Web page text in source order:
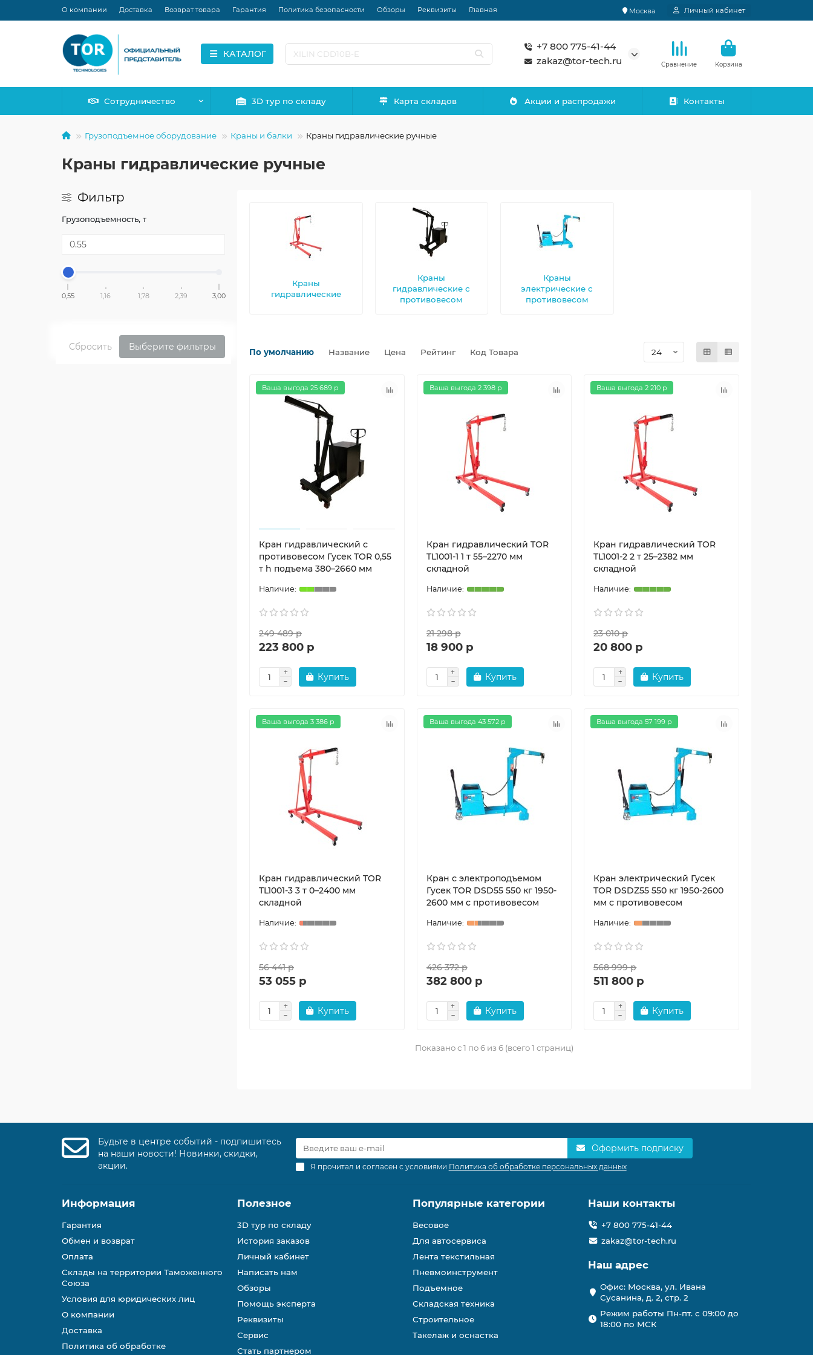
О компании Доставка Возврат товара Гарантия Политика безопасности Обзоры Реквизиты Главная Москва Личный кабинет
КАТАЛОГ
+7 800 775-41-44
zakaz@tor-tech.ru
Сравнение Корзина
Сотрудничество 3D тур по складу Карта складов Акции и распродажи Контакты
Грузоподъемное оборудование Краны и балки Краны гидравлические ручные
Краны гидравлические ручные
Фильтр
Грузоподъемность, т
0,55 1,16 1,78 2,39 3,00
Сбросить Выберите фильтры
Краны
гидравлические
Краны
гидравлические с
противовесом
Краны
электрические с
противовесом
По умолчанию Название Цена Рейтинг Код Товара
Ваша выгода 25 689 р
Кран гидравлический c
противовесом Гусек TOR 0,55
т h подъема 380–2660 мм
249 489 р
223 800 р
Купить
Ваша выгода 2 398 р
Кран гидравлический TOR
TL1001-1 1 т 55–2270 мм
складной
21 298 р
18 900 р
Купить
Ваша выгода 2 210 р
Кран гидравлический TOR
TL1001-2 2 т 25–2382 мм
складной
23 010 р
20 800 р
Купить
Ваша выгода 3 386 р
Кран гидравлический TOR
TL1001-3 3 т 0–2400 мм
складной
56 441 р
53 055 р
Купить
Ваша выгода 43 572 р
Кран с электроподъемом
Гусек TOR DSD55 550 кг 1950-
2600 мм c противовесом
426 372 р
382 800 р
Купить
Ваша выгода 57 199 р
Кран электрический Гусек
TOR DSDZ55 550 кг 1950-2600
мм c противовесом
568 999 р
511 800 р
Купить
Показано с 1 по 6 из 6 (всего 1 страниц)
Будьте в центре событий - подпишитесь
на наши новости! Новинки, скидки,
акции.
Оформить подписку
Я прочитал и согласен с условиями Политика об обработке персональных данных
Информация
Гарантия
Обмен и возврат
Оплата
Склады на территории Таможенного
Союза
Условия для юридических лиц
О компании
Доставка
Политика об обработке
Полезное
3D тур по складу
История заказов
Личный кабинет
Написать нам
Обзоры
Помощь эксперта
Реквизиты
Сервис
Стать партнером
Популярные категории
Весовое
Для автосервиса
Лента текстильная
Пневмоинструмент
Подъемное
Складская техника
Строительное
Такелаж и оснастка
Наши контакты
+7 800 775-41-44
zakaz@tor-tech.ru
Наш адрес
Офис: Москва, ул. Ивана
Сусанина, д. 2, стр. 2
Режим работы Пн-пт. с 09:00 до
18:00 по МСК